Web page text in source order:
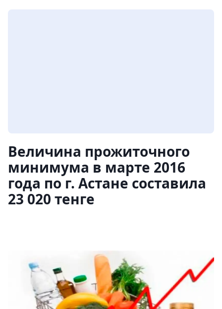
Величина прожиточного
минимума в марте 2016
года по г. Астане составила
23 020 тенге